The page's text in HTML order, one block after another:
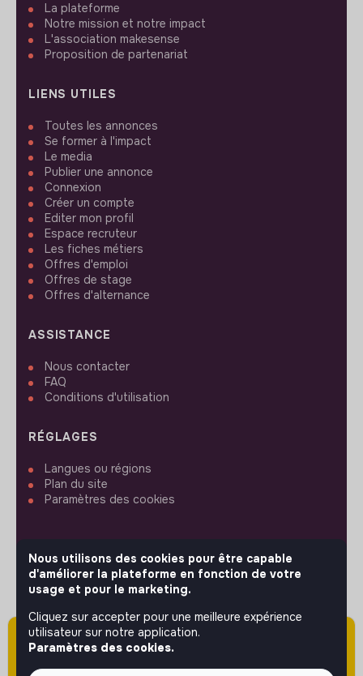
Attention cette annonce a été publiée il y a
plus de 60 jours (le 02/06/2026) et est sans
La plateforme
Notre mission et notre impact
L'association makesense
Proposition de partenariat
LIENS UTILES
Toutes les annonces
Se former à l'impact
Le media
Publier une annonce
Connexion
Créer un compte
Editer mon profil
Espace recruteur
Les fiches métiers
Offres d'emploi
Offres de stage
Offres d'alternance
ASSISTANCE
Nous contacter
FAQ
Conditions d'utilisation
RÉGLAGES
Langues ou régions
Plan du site
Paramètres des cookies
SUIVEZ-NOUS
© 2026 jobs that makesense.
Nous utilisons des cookies pour être capable
d'améliorer la plateforme en fonction de votre
usage et pour le marketing.
Cliquez sur accepter pour une meilleure expérience
utilisateur sur notre application.
Paramètres des cookies.